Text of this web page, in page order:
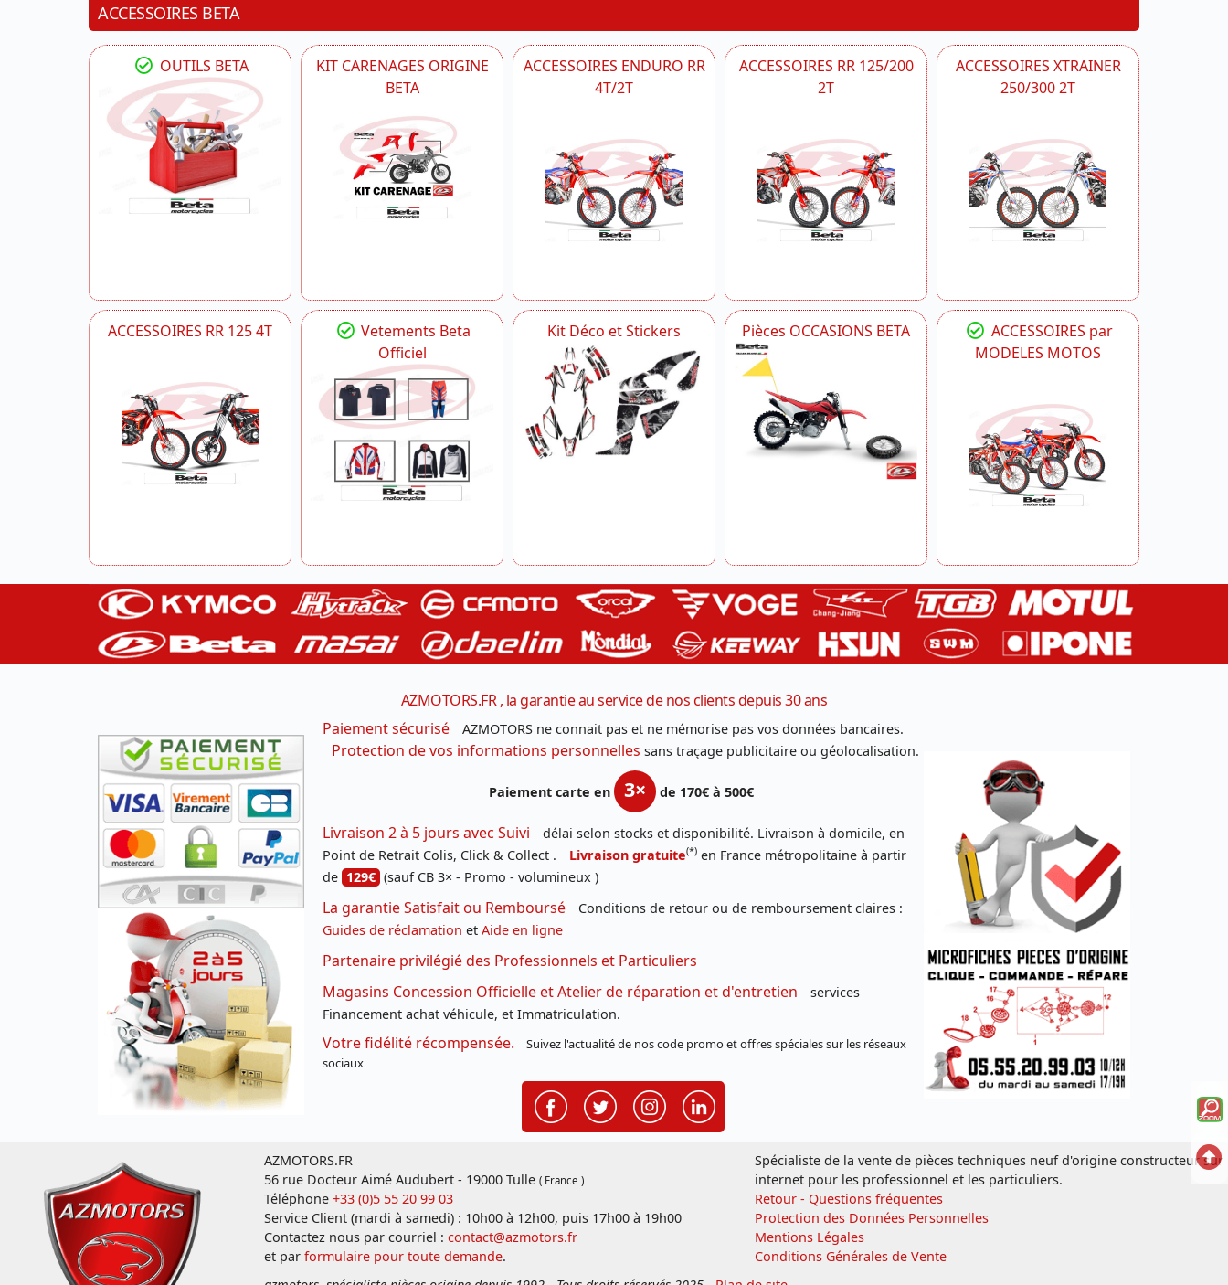
ACCESSOIRES BETA
OUTILS BETA
KIT CARENAGES ORIGINE
BETA
ACCESSOIRES ENDURO RR
4T/2T
ACCESSOIRES RR 125/200
2T
ACCESSOIRES XTRAINER
250/300 2T
ACCESSOIRES RR 125 4T
Vetements Beta
Officiel
Kit Déco et Stickers Pièces OCCASIONS BETA
ACCESSOIRES par
MODELES MOTOS
AZMOTORS.FR , la garantie au service de nos clients depuis 30 ans
Paiement sécurisé
AZMOTORS ne connait pas et ne mémorise pas vos données bancaires.
Protection de vos informations personnelles sans traçage publicitaire ou géolocalisation.
Paiement carte en 3× de 170€ à 500€
Livraison 2 à 5 jours avec Suivi
délai selon stocks et disponibilité. Livraison à domicile, en
Point de Retrait Colis, Click & Collect .
Livraison gratuite(*) en France métropolitaine à partir
de 129€ (sauf CB 3× - Promo - volumineux )
La garantie Satisfait ou Remboursé
Conditions de retour ou de remboursement claires :
Guides de réclamation et Aide en ligne
Partenaire privilégié des Professionnels et Particuliers
Magasins Concession Officielle et Atelier de réparation et d'entretien
services
Financement achat véhicule, et Immatriculation.
Votre fidélité récompensée.
Suivez l'actualité de nos code promo et offres spéciales sur les réseaux
sociaux
AZMOTORS.FR
56 rue Docteur Aimé Audubert - 19000 Tulle ( France )
Téléphone +33 (0)5 55 20 99 03
Service Client (mardi à samedi) : 10h00 à 12h00, puis 17h00 à 19h00
Contactez nous par courriel : contact@azmotors.fr
et par formulaire pour toute demande.
Spécialiste de la vente de pièces techniques neuf d'origine constructeur sur
internet pour les professionnel et les particuliers.
Retour - Questions fréquentes
Protection des Données Personnelles
Mentions Légales
Conditions Générales de Vente
la